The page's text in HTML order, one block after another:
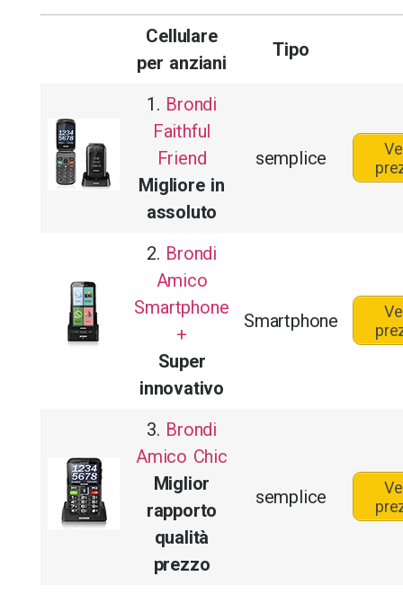
Cellulare
per anziani
Tipo
1. Brondi
Faithful
Friend
Migliore in
assoluto
semplice
2. Brondi
Amico
Smartphone
+
Super
innovativo
Smartphone
3. Brondi
Amico Chic
Miglior
rapporto
qualità
prezzo
semplice